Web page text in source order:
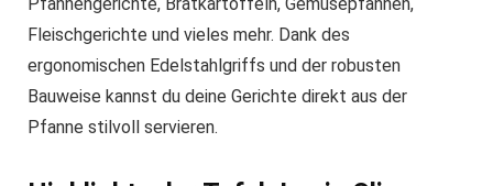
Fleischgerichte und vieles mehr. Dank des
ergonomischen Edelstahlgriffs und der robusten
Bauweise kannst du deine Gerichte direkt aus der
Pfanne stilvoll servieren.